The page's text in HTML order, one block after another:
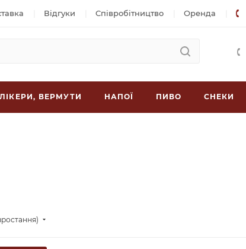
Відгуки Співробітництво Оренда
ЛІКЕРИ, ВЕРМУТИ НАПОЇ ПИВО СНЕКИ